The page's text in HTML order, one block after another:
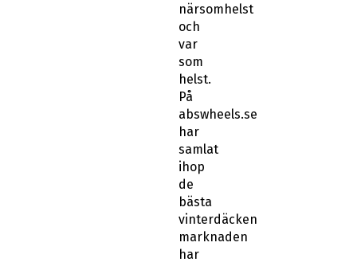
närsomhelst
och
var
som
helst.
På
abswheels.se
har
samlat
ihop
de
bästa
vinterdäcken
marknaden
har